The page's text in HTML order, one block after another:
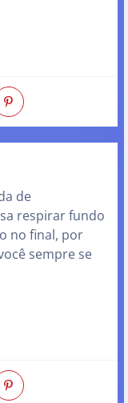
de
respirar fundo
no final, por
sempre se